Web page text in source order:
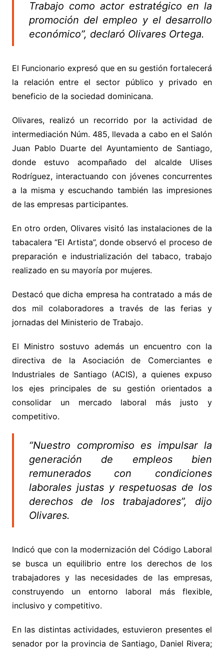
Trabajo como actor estratégico en la
promoción del empleo y el desarrollo
económico”, declaró Olivares Ortega.
El Funcionario expresó que en su gestión fortalecerá
la relación entre el sector público y privado en
beneficio de la sociedad dominicana.
Olivares, realizó un recorrido por la actividad de
intermediación Núm. 485, llevada a cabo en el Salón
Juan Pablo Duarte del Ayuntamiento de Santiago,
donde estuvo acompañado del alcalde Ulises
Rodríguez, interactuando con jóvenes concurrentes
a la misma y escuchando también las impresiones
de las empresas participantes.
En otro orden, Olivares visitó las instalaciones de la
tabacalera “El Artista”, donde observó el proceso de
preparación e industrialización del tabaco, trabajo
realizado en su mayoría por mujeres.
Destacó que dicha empresa ha contratado a más de
dos mil colaboradores a través de las ferias y
jornadas del Ministerio de Trabajo.
El Ministro sostuvo además un encuentro con la
directiva de la Asociación de Comerciantes e
Industriales de Santiago (ACIS), a quienes expuso
los ejes principales de su gestión orientados a
consolidar un mercado laboral más justo y
competitivo.
“Nuestro compromiso es impulsar la
generación de empleos bien
remunerados con condiciones
laborales justas y respetuosas de los
derechos de los trabajadores”, dijo
Olivares.
Indicó que con la modernización del Código Laboral
se busca un equilibrio entre los derechos de los
trabajadores y las necesidades de las empresas,
construyendo un entorno laboral más flexible,
inclusivo y competitivo.
En las distintas actividades, estuvieron presentes el
senador por la provincia de Santiago, Daniel Rivera;